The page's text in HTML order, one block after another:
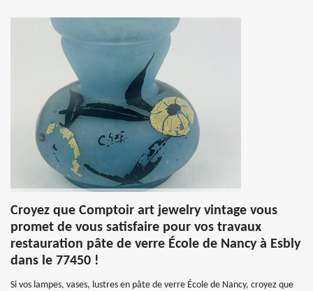
Croyez que Comptoir art jewelry vintage vous
promet de vous satisfaire pour vos travaux
restauration pâte de verre École de Nancy à Esbly
dans le 77450 !
Si vos lampes, vases, lustres en pâte de verre École de Nancy, croyez que